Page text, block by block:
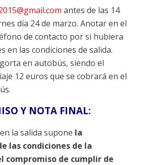
antes de las 14
día 24 de marzo. Anotar en el
de contacto por si hubiera
en las condiciones de salida.
en autobús, siendo el
12 euros que se cobrará en el
Y NOTA FINAL:
la salida supone la
las condiciones de la
compromiso de cumplir de